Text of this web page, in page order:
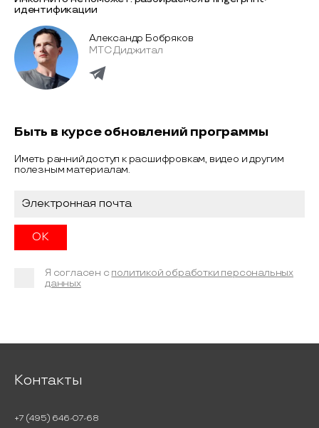
идентификации
Александр Бобряков
МТС Диджитал
Быть в курсе обновлений программы
Иметь ранний доступ к расшифровкам, видео и другим
полезным материалам.
Я согласен с политикой обработки персональных
данных
Контакты
+7 (495) 646-07-68